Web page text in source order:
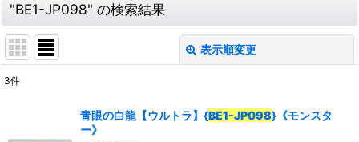
"BE1-JP098" の検索結果
表示順変更
3件
青眼の白龍【ウルトラ】{BE1-JP098}《モンスタ
ー》